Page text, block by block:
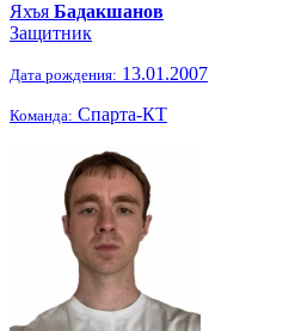
Яхъя Бадакшанов
Защитник
Дата рождения: 13.01.2007
Команда: Спарта-КТ